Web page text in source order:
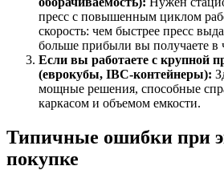
пресс с повышенным циклом
скорость: чем быстрее пресс
больше прибыли вы получаете в
Если вы работаете с крупной
(еврокубы, IBC-контейнеры):
мощные решения, способные
каркасом и объемом емкости.
Типичные ошибки при
покупке